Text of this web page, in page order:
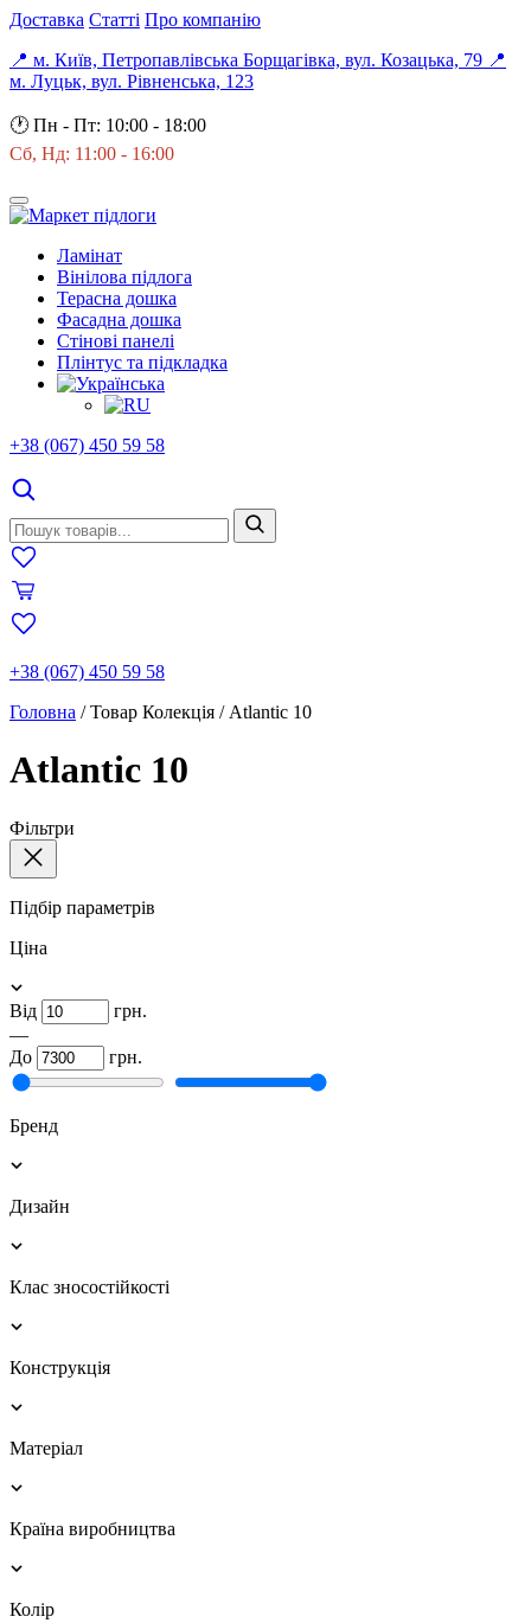
Доставка Статті Про компанію
📍 м. Київ, Петропавлівська Борщагівка, вул. Козацька, 79 📍
м. Луцьк, вул. Рівненська, 123
🕐 Пн - Пт: 10:00 - 18:00
Сб, Нд: 11:00 - 16:00
Ламінат
Вінілова підлога
Терасна дошка
Фасадна дошка
Стінові панелі
Плінтус та підкладка
+38 (067) 450 59 58
+38 (067) 450 59 58
Головна /Товар Колекція / Atlantic 10
Atlantic 10
Фільтри
Підбір параметрів
Ціна
Від
грн.
—
До
грн.
Бренд
Дизайн
Клас зносостійкості
Конструкція
Матеріал
Країна виробництва
Колір